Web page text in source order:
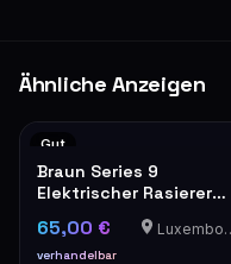
Ähnliche Anzeigen
Gut
Braun Series 9
Elektrischer Rasierer
Wet & Dry mit
Ladekabel und Etui
65,00 €
verhandelbar
Luxembourg-Cents